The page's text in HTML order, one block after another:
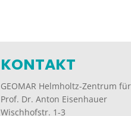
KONTAKT
GEOMAR Helmholtz-Zentrum
Prof. Dr. Anton Eisenhauer
Wischhofstr. 1-3